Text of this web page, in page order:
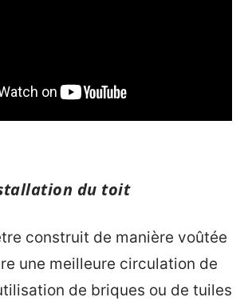
du toit
construit de manière voûtée
une meilleure circulation de
de briques ou de tuiles